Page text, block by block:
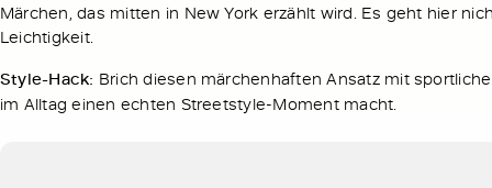
Märchen, das mitten in New York erzählt wird. Es geht hier
Leichtigkeit.
Style-Hack: Brich diesen märchenhaften Ansatz mit
im Alltag einen echten Streetstyle-Moment macht.